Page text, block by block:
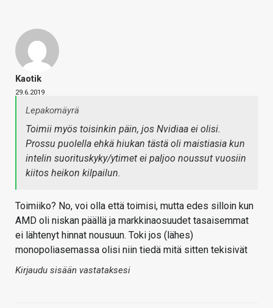
Kaotik
29.6.2019
Lepakomäyrä
Toimii myös toisinkin päin, jos Nvidiaa ei olisi.
Prossu puolella ehkä hiukan tästä oli maistiasia kun
intelin suorituskyky/ytimet ei paljoo noussut vuosiin
kiitos heikon kilpailun.
Toimiiko? No, voi olla että toimisi, mutta edes silloin kun
AMD oli niskan päällä ja markkinaosuudet tasaisemmat
ei lähtenyt hinnat nousuun. Toki jos (lähes)
monopoliasemassa olisi niin tiedä mitä sitten tekisivät
Kirjaudu sisään vastataksesi